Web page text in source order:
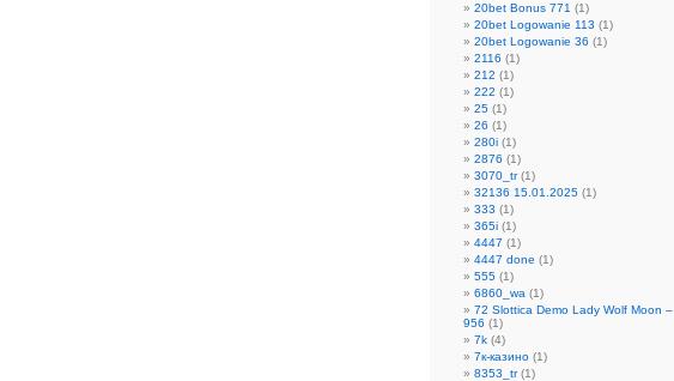
20bet Bonus 771 (1)
20bet Logowanie 113 (1)
20bet Logowanie 36 (1)
2116 (1)
212 (1)
222 (1)
25 (1)
26 (1)
280i (1)
2876 (1)
3070_tr(1)
32136 15.01.2025 (1)
333 (1)
365i (1)
4447 (1)
4447 done (1)
555 (1)
6860_wa (1)
72 Slottica Demo Lady Wolf Moon –
956 (1)
7k (4)
7к-казино (1)
8353_tr(1)